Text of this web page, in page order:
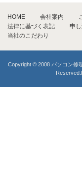
HOME 会社案内
法律に基づく表記
申
当社のこだわり
Copyright © 2008 パソコン修